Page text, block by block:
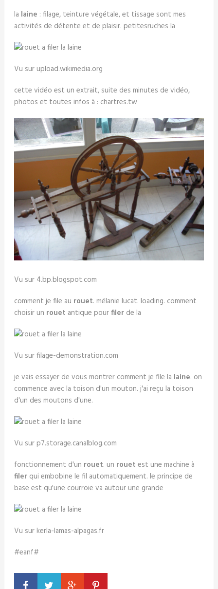
la laine : filage, teinture végétale, et tissage sont mes
activités de détente et de plaisir. petitesruches la
Vu sur upload.wikimedia.org
cette vidéo est un extrait, suite des minutes de vidéo,
photos et toutes infos à : chartres.tw
Vu sur 4.bp.blogspot.com
comment je file au rouet. mélanie lucat. loading. comment
choisir un rouet antique pourfilerde la
Vu sur filage-demonstration.com
je vais essayer de vous montrer comment je file la laine. on
commence avec la toison d'un mouton. j'ai reçu la toison
d'un des moutons d'une.
Vu sur p7.storage.canalblog.com
fonctionnement d'un rouet. un rouet est une machine à
filerqui embobine le fil automatiquement. le principe de
base est qu'une courroie va autour une grande
Vu sur kerla-lamas-alpagas.fr
#eanf#